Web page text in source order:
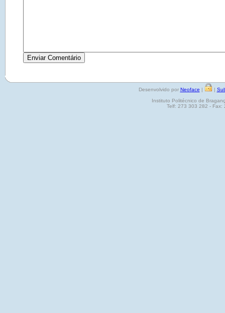
Desenvolvido por Neoface | |
Instituto Politécnico de
Telf: 273 303 282 - Fax: